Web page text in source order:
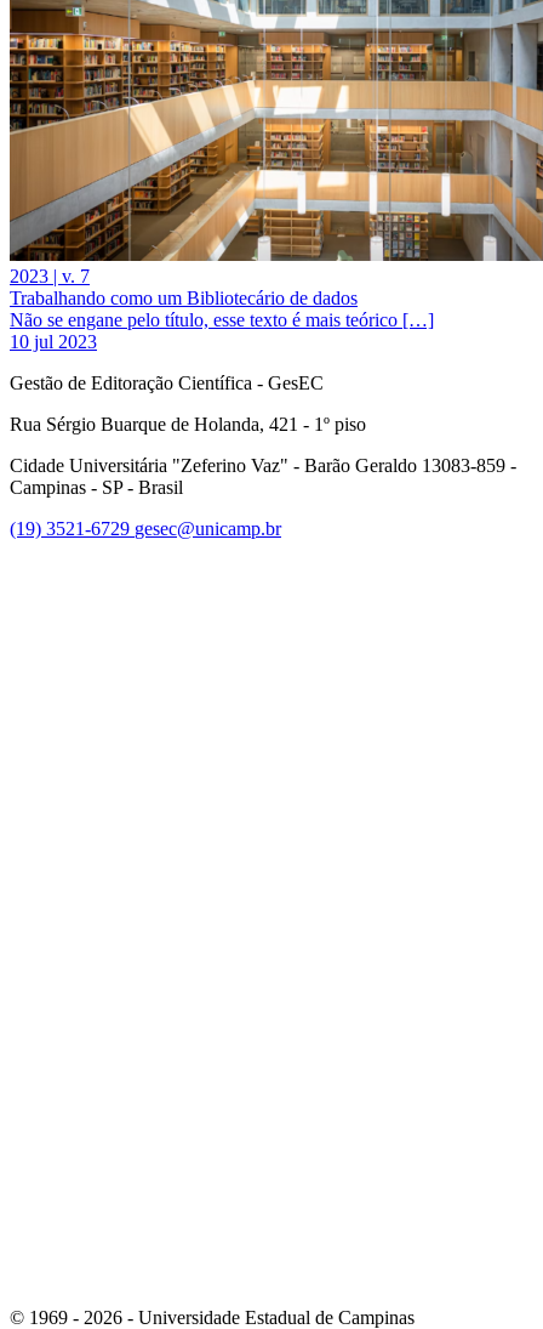
2023 | v. 7
Trabalhando como um Bibliotecário de dados
Não se engane pelo título, esse texto é mais teórico […]
10 jul 2023
Gestão de Editoração Científica - GesEC
Rua Sérgio Buarque de Holanda, 421 - 1º piso
Cidade Universitária "Zeferino Vaz" - Barão Geraldo 13083-859 -
Campinas - SP - Brasil
(19) 3521-6729 gesec@unicamp.br
© 1969 - 2026 - Universidade Estadual de Campinas